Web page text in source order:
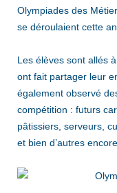
Olympiades des
se déroulaient cette
Les élèves sont allés
ont fait partager leur
également observé
compétition : futurs
pâtissiers, serveurs,
et bien d’autres encore.